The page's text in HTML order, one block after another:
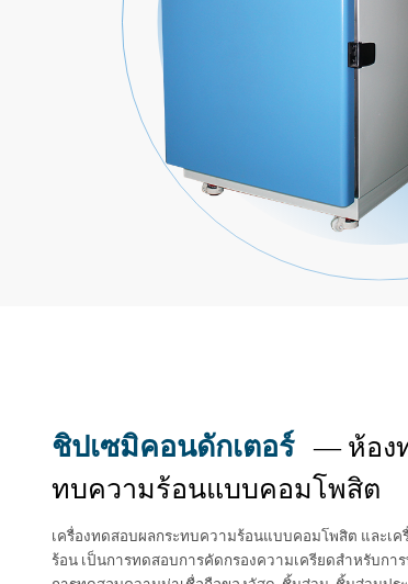
ชิปเซมิคอนดักเตอร์
— ห้อง
ทบความร้อนแบบคอมโพสิต
เครื่องทดสอบผลกระทบความร้อนแบบคอมโพสิต และเ
ร้อน เป็นการทดสอบการคัดกรองความเครียดสำหรับกา